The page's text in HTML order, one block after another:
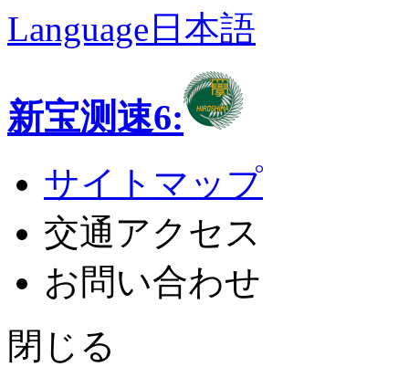
Language 日本語
新宝测速6:
サイトマップ
交通 アクセス
お問い合わせ
閉じる